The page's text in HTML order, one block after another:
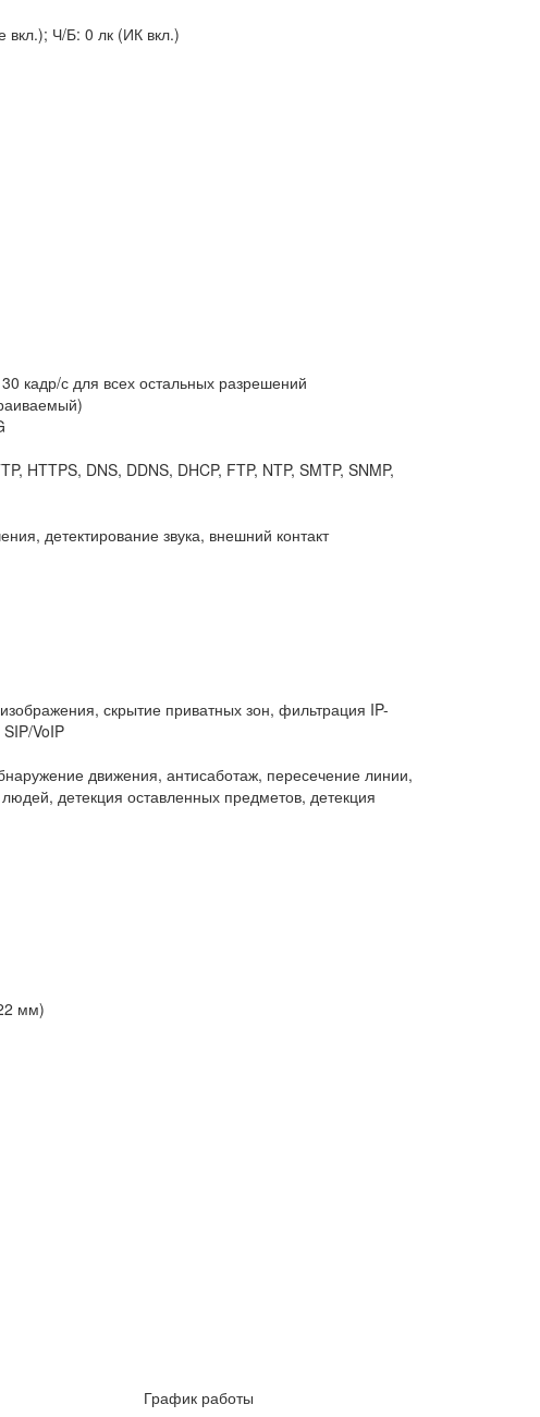
вкл.); Ч/Б: 0 лк (ИК вкл.)
кадр/с для всех остальных разрешений
HTTPS, DNS, DDNS, DHCP, FTP, NTP, SMTP, SNMP,
детектирование звука, внешний контакт
скрытие приватных зон, фильтрация IP-
VoIP
движения, антисаботаж, пересечение линии,
детекция оставленных предметов, детекция
мм)
График работы